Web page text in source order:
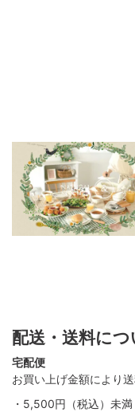
配送・送料につ
宅配便
お買い上げ金額により
・5,500円（税込）未